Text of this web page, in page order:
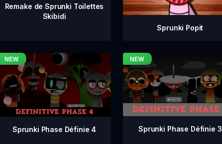
Remake de Sprunki Toilettes
Skibidi
Sprunki Popit
Sprunki Phase Définie 4 Sprunki Phase Définie 3